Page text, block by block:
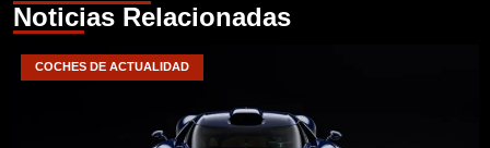
Noticias Relacionadas
COCHES DE ACTUALIDAD